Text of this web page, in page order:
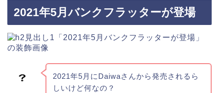
2021年5月バンクフラッターが登場
2021年5月にDaiwaさんから発売されるら
しいけど何なの？